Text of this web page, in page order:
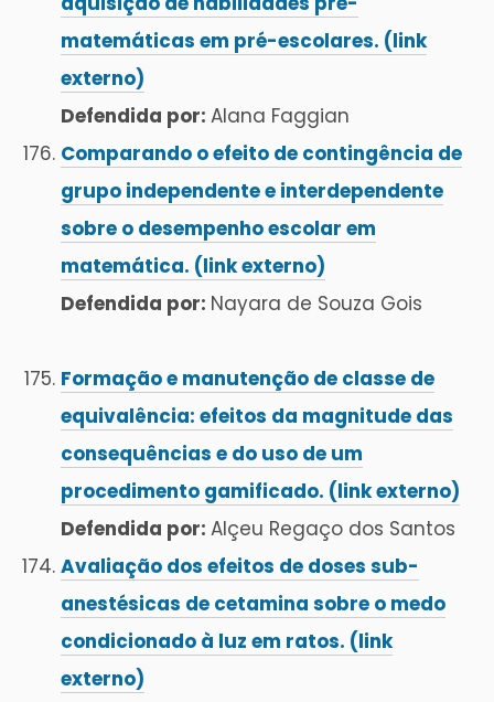
matemáticas em pré-escolares. (link
externo)
Defendida por: Alana Faggian
Comparando o efeito de contingência de
grupo independente e interdependente
sobre o desempenho escolar em
matemática. (link externo)
Defendida por: Nayara de Souza Gois
Formação e manutenção de classe de
equivalência: efeitos da magnitude das
consequências e do uso de um
procedimento gamificado. (link externo)
Defendida por: Alçeu Regaço dos Santos
Avaliação dos efeitos de doses sub-
anestésicas de cetamina sobre o medo
condicionado à luz em ratos. (link
externo)